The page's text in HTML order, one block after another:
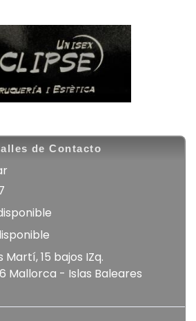
de Contacto
Martí, 15 bajos IZq.
Mallorca - Islas Baleares